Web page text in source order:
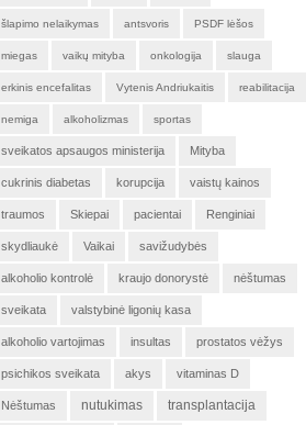
šlapimo nelaikymas antsvoris PSDF lėšos
miegas vaikų mityba onkologija slauga
erkinis encefalitas Vytenis Andriukaitis reabilitacija
nemiga alkoholizmas sportas
sveikatos apsaugos ministerija Mityba
cukrinis diabetas korupcija vaistų kainos
traumos Skiepai pacientai Renginiai
skydliaukė Vaikai savižudybės
alkoholio kontrolė kraujo donorystė nėštumas
sveikata valstybinė ligonių kasa
alkoholio vartojimas insultas prostatos vėžys
psichikos sveikata akys vitaminas D
Nėštumas nutukimas transplantacija